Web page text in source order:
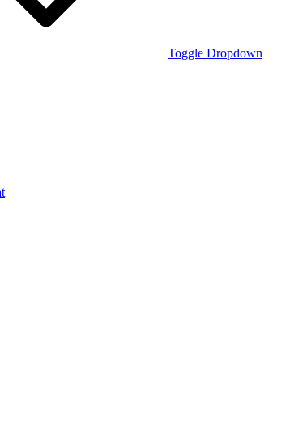
Toggle Dropdown